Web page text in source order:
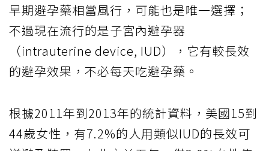
早期避孕藥相當風行，可能也是唯一選擇；
不過現在流行的是子宮內避孕器
（intrauterine device, IUD），它有較長效
的避孕效果，不必每天吃避孕藥。
根據2011年到2013年的統計資料，美國15到
44歲女性，有7.2%的人用類似IUD的長效可